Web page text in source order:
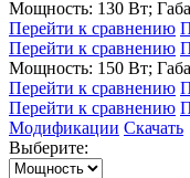
Мощность: 130 Вт;
Перейти к сравнению
Перейти к сравнению
Мощность: 150 Вт;
Перейти к сравнению
Перейти к сравнению
Модификации Скачать
Выберите: